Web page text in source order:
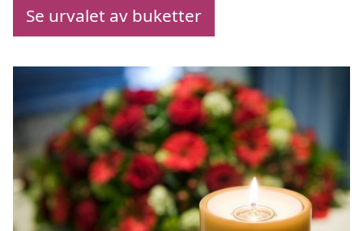
Se urvalet av buketter